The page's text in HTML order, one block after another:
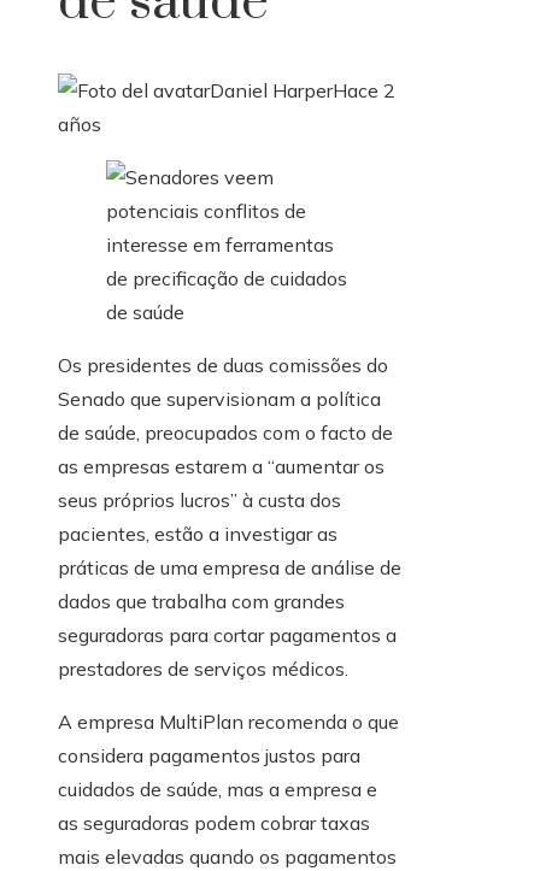
Daniel HarperHace 2
años
Os presidentes de duas comissões do
Senado que supervisionam a política
de saúde, preocupados com o facto de
as empresas estarem a “aumentar os
seus próprios lucros” à custa dos
pacientes, estão a investigar as
práticas de uma empresa de análise de
dados que trabalha com grandes
seguradoras para cortar pagamentos a
prestadores de serviços médicos.
A empresa MultiPlan recomenda o que
considera pagamentos justos para
cuidados de saúde, mas a empresa e
as seguradoras podem cobrar taxas
mais elevadas quando os pagamentos